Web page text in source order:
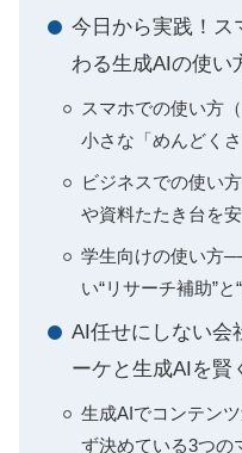
今日から実践！ス
わる生成AIの使い
スマホでの使い方
小さな「めんどく
ビジネスでの使い
や資料たたき台を
学生向けの使い方
い“リサーチ補助”
AI任せにしない会
ーケと生成AIを賢
生成AIでコンテン
ず決めている3つの